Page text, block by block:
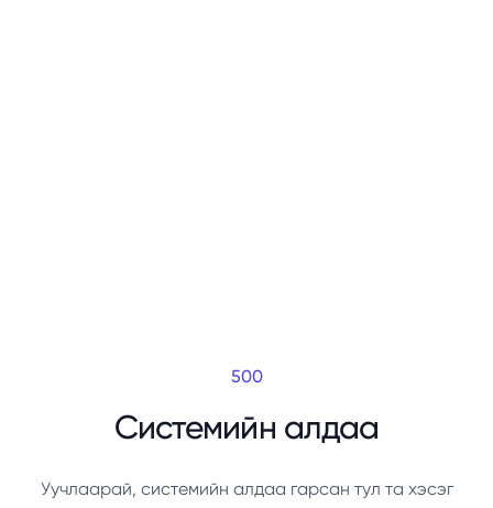
500
Системийн алдаа
Уучлаарай, системийн алдаа гарсан тул та хэсэг